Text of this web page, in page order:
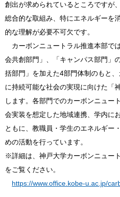
創出が求められているところですが
総合的な取組み、特にエネルギーを
的な理解が必要不可欠です。
カーボンニュートラル推進本部で
会共創部門」、「キャンパス部門」
括部門」を加えた4部門体制のもと
に持続可能な社会の実現に向けた「
します。各部門でのカーボンニュー
会実装を想定した地域連携、学内に
ともに、教職員・学生のエネルギー
めの活動を行っています。
※詳細は、神戸大学カーボンニュー
をご覧ください。
https://www.office.kobe-u.ac.jp/